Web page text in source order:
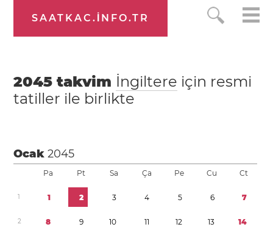
SAATKAC.INFO.TR
2045 takvim İngiltere için resmi
tatiller ile birlikte
Ocak2045
Pa Pt Sa Ça Pe Cu Ct
1 1 2 3 4 5 6 7
2 8 9 10 11 12 13 14